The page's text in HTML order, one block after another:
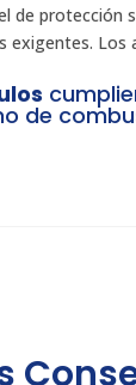
de protección
exigentes.
de